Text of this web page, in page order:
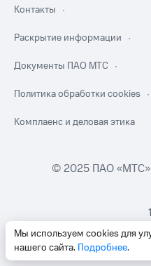
Мы используем cookies для
нашего сайта. Подробнее.
Контакты
Раскрытие информации
Документы ПАО МТС
Политика обработки cookies
Комплаенс и деловая этика
© 2025 ПАО